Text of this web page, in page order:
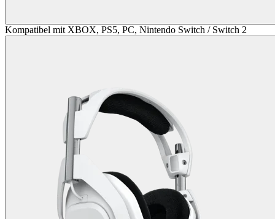
Kompatibel mit XBOX, PS5, PC, Nintendo Switch / Switch 2